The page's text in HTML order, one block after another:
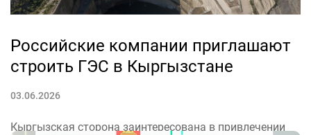
Российские компании приглашают
строить ГЭС в Кыргызстане
03.06.2026
Кыргызская сторона заинтересована в привлечении